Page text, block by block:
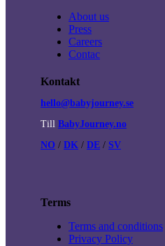
About us
Press
Careers
Contac
Kontakt
hello@babyjourney.se
Till BabyJourney.no
NO / DK / DE / SV
Terms
Terms and conditions
Privacy Policy